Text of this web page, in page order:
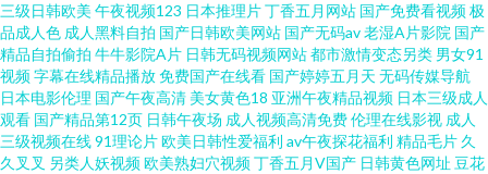
韩欧美八 91福利小视频 高清无码夜夜爽 日本高清视频网站 91免费在线 国产
AV五码豆花 欧美色图最新网址 综合97超碰 超碰在线人 美女喷水网址 婷婷伊
人网 avav在线观看 狼友在线视频91 日韩无码三级片 av撸撸com 加勒比操逼
三级日韩欧美 午夜视频123 日本推理片丁香五月网站 国产免费看视频极
品成人色 成人黑料自拍 国产日韩欧美网站 国产无码av老湿A片影院 国产
精品自拍偷拍 牛牛影院A片 日韩无码视频网站都市激情变态另类 男女91
视频字幕在线精品播放免费国产在线看 国产婷婷五月天 无码传媒导航
日本电影伦理 国产午夜高清 美女黄色18 亚洲午夜精品视频 日本三级成人
观看 国产精品第12页 日韩午夜场 成人视频高清免费伦理在线影视 成人
三级视频在线91理论片欧美日韩性爱福利 av午夜探花福利 精品毛片 久
久叉叉 另类人妖视频欧美熟妇穴视频丁香五月V国产 日韩黄色网址 豆花